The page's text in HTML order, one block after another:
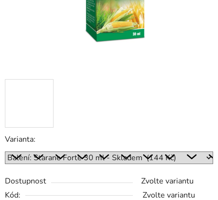
Varianta:
Dostupnost
Zvolte variantu
Kód:
Zvolte variantu